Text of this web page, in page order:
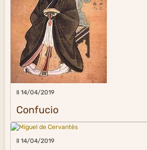
Il 14/04/2019
Confucio
Il 14/04/2019